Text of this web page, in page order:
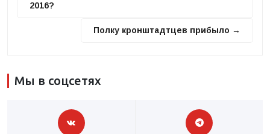
2016?
Полку кронштадтцев прибыло →
Мы в соцсетях